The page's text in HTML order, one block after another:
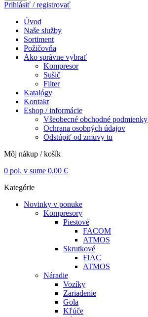
Prihlásiť / registrovať
Úvod
Naše služby
Sortiment
Požičovňa
Ako správne vybrať
Kompresor
Sušič
Filter
Katalógy
Kontakt
Eshop / informácie
Všeobecné obchodné podmienky
Ochrana osobných údajov
Odstúpiť od zmuvy tu
Môj nákup / košík
0 pol. v sume 0,00 €
Kategórie
Novinky v ponuke
Kompresory
Piestové
FACOM
ATMOS
Skrutkové
FIAC
ATMOS
Náradie
Vozíky
Zariadenie
Gola
Kľúče